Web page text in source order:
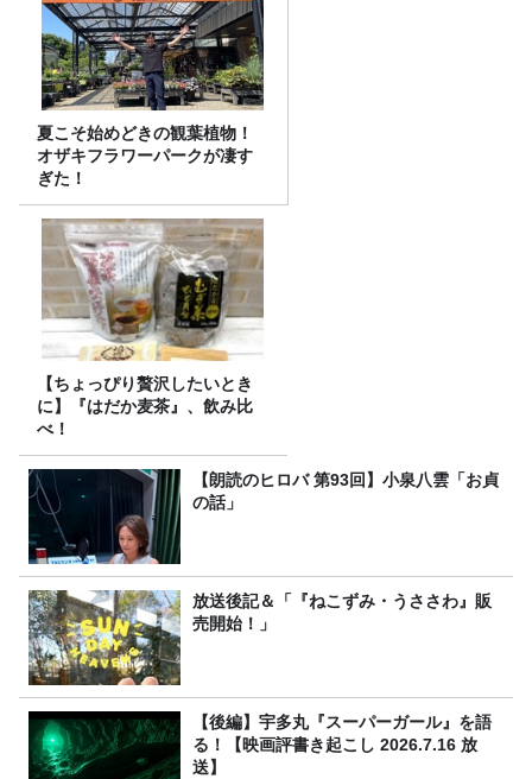
夏こそ始めどきの観葉植物！
オザキフラワーパークが凄す
ぎた！
【ちょっぴり贅沢したいとき
に】『はだか麦茶』、飲み比
べ！
【朗読のヒロバ 第93回】小泉八雲「お貞
の話」
放送後記＆「『ねこずみ・うささわ』販
売開始！」
【後編】宇多丸『スーパーガール』を語
る！【映画評書き起こし 2026.7.16 放
送】